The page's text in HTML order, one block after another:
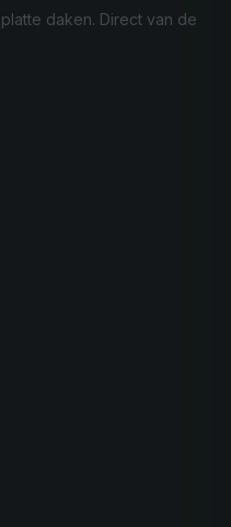
daken. Direct van de